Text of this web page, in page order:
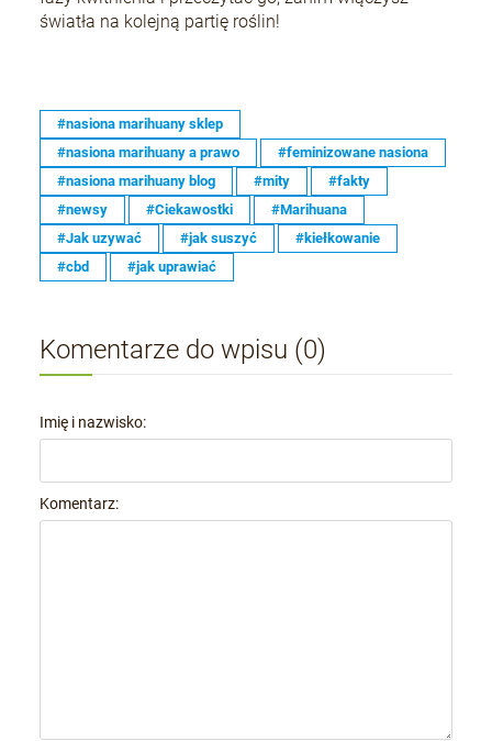
światła na kolejną partię roślin!
#nasiona marihuany sklep
#nasiona marihuany a prawo
#feminizowane nasiona
#nasiona marihuany blog
#mity
#fakty
#newsy
#Ciekawostki
#Marihuana
#Jak uzywać
#jak suszyć
#kiełkowanie
#cbd
#jak uprawiać
Komentarze do wpisu (0)
Imię i nazwisko:
Komentarz: